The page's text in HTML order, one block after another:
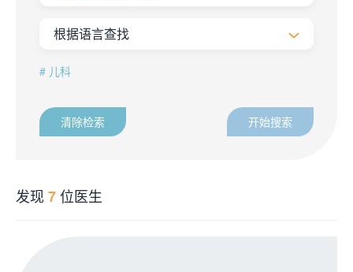
根据语言查找
儿科
清除检索 开始搜索
发现 7 位医生